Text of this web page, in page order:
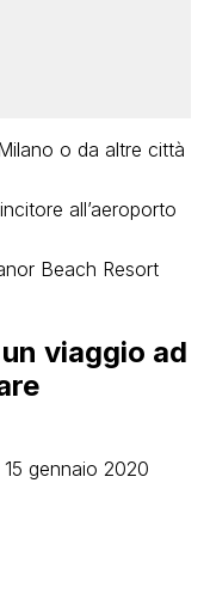
o da altre città
all’aeroporto
Beach Resort
viaggio ad
gennaio 2020